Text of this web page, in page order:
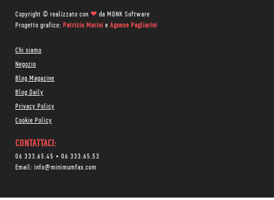
Copyright © realizzato con ❤ da MONK Software
Progetto grafico: Patrizio Marini e Agnese Pagliarini
Chi siamo
Negozio
Blog Magazine
Blog Daily
Privacy Policy
Cookie Policy
CONTATTACI:
06 333.65.45 • 06 333.65.53
Email: info@minimumfax.com